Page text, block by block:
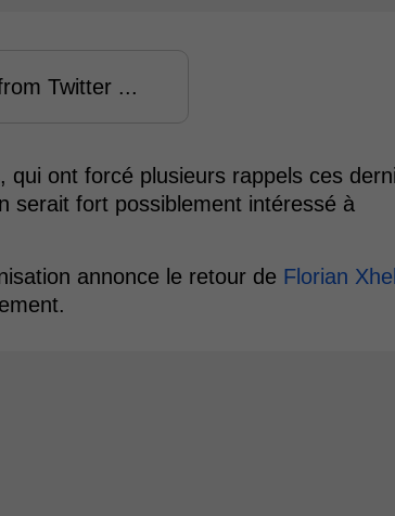
Twitter ...
ont forcé plusieurs rappels ces
serait fort possiblement intéressé à
annonce le retour de Florian